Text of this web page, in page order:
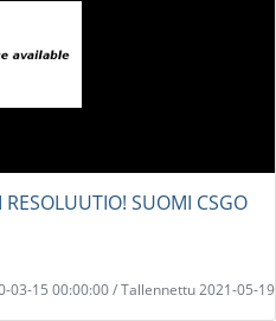
SUOMI CSGO
03-15 00:00:00 / Tallennettu 2021-05-19